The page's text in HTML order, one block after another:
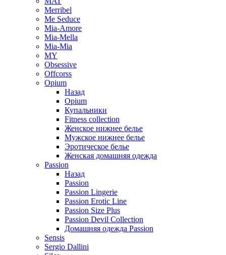
Merribel
Me Seduce
Mia-Amore
Mia-Mella
Mia-Mia
MY
Obsessive
Offcorss
Opium
Назад
Opium
Купальники
Fitness collection
Женское нижнее белье
Мужское нижнее белье
Эротическое белье
Женская домашняя одежда
Passion
Назад
Passion
Passion Lingerie
Passion Erotic Line
Passion Size Plus
Passion Devil Collection
Домашняя одежда Passion
Sensis
Sergio Dallini